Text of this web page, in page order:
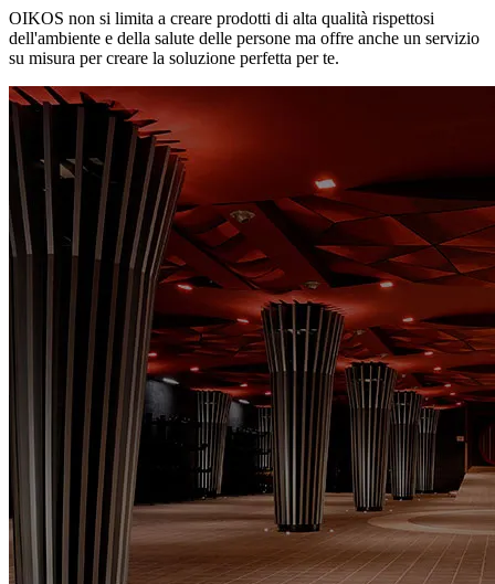
OIKOS non si limita a creare prodotti di alta qualità rispettosi
dell'ambiente e della salute delle persone ma offre anche un servizio
su misura per creare la soluzione perfetta per te.